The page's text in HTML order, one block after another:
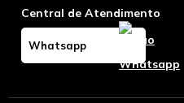
Central de Atendimento
Whatsapp